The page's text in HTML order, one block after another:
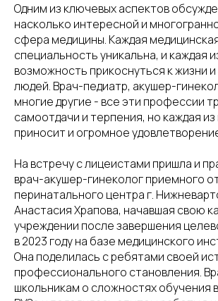
Одним из ключевых аспектов
насколько интересной и
сфера медицины. Каждая
специальность уникальна, и каждая
возможность прикоснуться к жизни
людей. Врач-педиатр, акушер-
многие другие - все эти профессии
самоотдачи и терпения, но каждая из
приносит и огромное
На встречу с лицеистами пришла и
врач-акушер-гинеколог приемного
перинатального центра г.
Анастасия Храпова, начавшая свою
учреждении после завершения
в 2023 году на базе медицинского
Она поделилась с ребятами своей
профессионального становления.
школьникам о сложностях обучения